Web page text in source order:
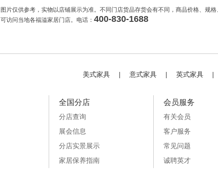
图片仅供参考，实物以店铺展示为准。不同门店货品存货会有不同，商品价格、规
可访问当地各福溢家居门店。电话： 400-830-1688
美式家具 | 意式家具 | 英式家具 |
全国分店
分店查询
展会信息
分店实景展示
家居保养指南
会员服务
有关会员
客户服务
常见问题
诚聘英才